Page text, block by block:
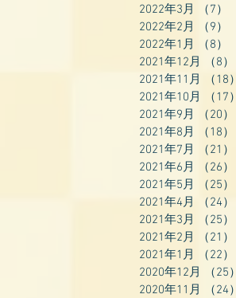
2022年3月
（7）
2022年2月
（9）
2022年1月
（8）
2021年12月
（8）
2021年11月
（18）
2021年10月
（17）
2021年9月
（20）
2021年8月
（18）
2021年7月
（21）
2021年6月
（26）
2021年5月
（25）
2021年4月
（24）
2021年3月
（25）
2021年2月
（21）
2021年1月
（22）
2020年12月
（25）
2020年11月
（24）